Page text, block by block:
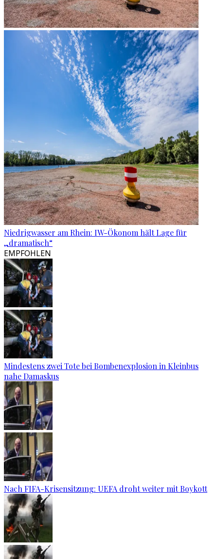
Niedrigwasser am Rhein: IW-Ökonom hält Lage für
„dramatisch“
EMPFOHLEN
Mindestens zwei Tote bei Bombenexplosion in Kleinbus
nahe Damaskus
Nach FIFA-Krisensitzung: UEFA droht weiter mit Boykott